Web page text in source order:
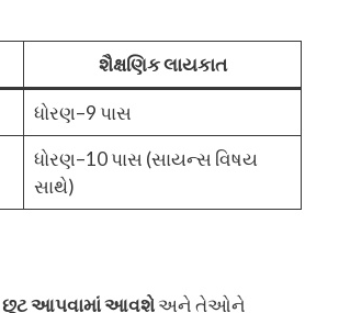
શૈક્ષણિક લાયકાત
ધોરણ–9 પાસ
ધોરણ–10 પાસ (સાયન્સ વિષય
સાથે)
છૂટ આપવામાં આવશેઅને તેઓને